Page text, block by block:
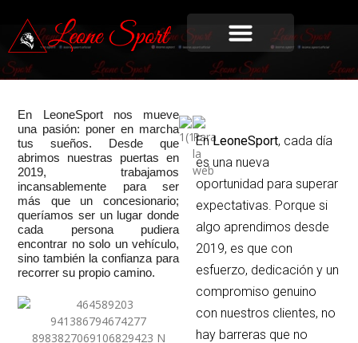
En LeoneSport nos mueve
una pasión: poner en marcha
tus sueños. Desde que
abrimos nuestras puertas en
2019, trabajamos
incansablemente para ser
más que un concesionario;
queríamos ser un lugar donde
cada persona pudiera
encontrar no solo un vehículo,
sino también la confianza para
recorrer su propio camino.
EnLeoneSport, cada día
es una nueva
oportunidad para superar
expectativas. Porque si
algo aprendimos desde
2019, es que con
esfuerzo, dedicación y un
compromiso genuino
con nuestros clientes, no
hay barreras que no